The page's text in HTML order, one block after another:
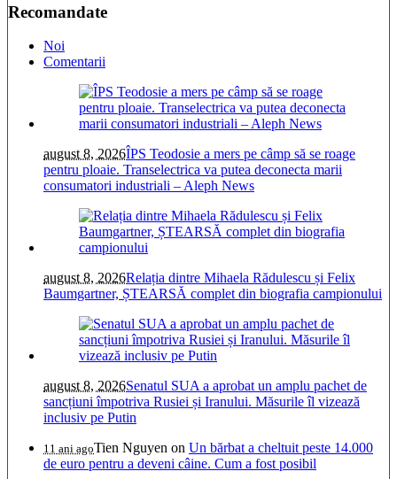
Recomandate
Noi
Comentarii
august 8, 2026ÎPS Teodosie a mers pe câmp să se roage
pentru ploaie. Transelectrica va putea deconecta marii
consumatori industriali – Aleph News
august 8, 2026Relația dintre Mihaela Rădulescu și Felix
Baumgartner, ȘTEARSĂ complet din biografia campionului
august 8, 2026Senatul SUA a aprobat un amplu pachet de
sancțiuni împotriva Rusiei și Iranului. Măsurile îl vizează
inclusiv pe Putin
11 ani agoTien Nguyen on Un bărbat a cheltuit peste 14.000
de euro pentru a deveni câine. Cum a fost posibil